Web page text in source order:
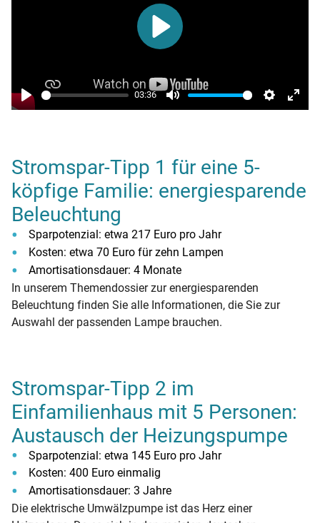
Play
03:36
Mute Settings
Enter
Play
Stromspar-Tipp 1 für eine 5-
köpfige Familie: energiesparende
Beleuchtung
Sparpotenzial: etwa 217 Euro pro Jahr
Kosten: etwa 70 Euro für zehn Lampen
Amortisationsdauer: 4 Monate
In unserem Themendossier zur energiesparenden
Beleuchtung finden Sie alle Informationen, die Sie zur
Auswahl der passenden Lampe brauchen.
Stromspar-Tipp 2 im
Einfamilienhaus mit 5 Personen:
Austausch der Heizungspumpe
Sparpotenzial: etwa 145 Euro pro Jahr
Kosten: 400 Euro einmalig
Amortisationsdauer: 3 Jahre
Die elektrische Umwälzpumpe ist das Herz einer